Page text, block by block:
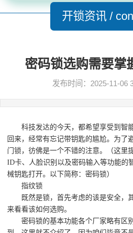
开锁资讯 /
密码锁选购需要掌
发布时间：2025-11-06
科技发达的今天，都希望享受到智
回来，经常有忘记带钥匙的尴尬。为了
门锁，彷佛是一个不错的注意。（这里
ID卡、人脸识别以及密码输入等功能的
械钥匙打开。以下简称：密码锁）
指纹锁
既然是锁，首先考虑的该是安全，
来看看该如何选购。
密码锁的基本功能各个厂家略有区